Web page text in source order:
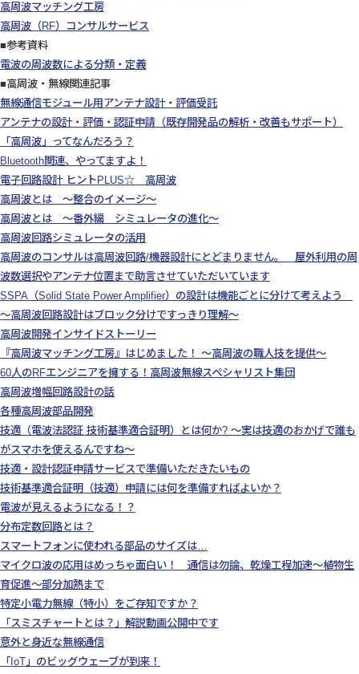
高周波マッチング工房
高周波（RF）コンサルサービス
■参考資料
電波の周波数による分類・定義
■高周波・無線関連記事
無線通信モジュール用アンテナ設計・評価受託
アンテナの設計・評価・認証申請（既存開発品の解析・改善もサポート）
「高周波」ってなんだろう？
Bluetooth関連、やってますよ！
電子回路設計 ヒントPLUS☆ 高周波
高周波とは ～整合のイメージ～
高周波とは ～番外編 シミュレータの進化～
高周波回路シミュレータの活用
高周波のコンサルは高周波回路/機器設計にとどまりません。 屋外利用の周
波数選択やアンテナ位置まで助言させていただいています
SSPA（Solid State Power Amplifier）の設計は機能ごとに分けて考えよう
～高周波回路設計はブロック分けですっきり理解～
高周波開発インサイドストーリー
『高周波マッチング工房』はじめました！ ～高周波の職人技を提供～
60人のRFエンジニアを擁する！高周波無線スペシャリスト集団
高周波増幅回路設計の話
各種高周波部品開発
技適（電波法認証 技術基準適合証明）とは何か? ～実は技適のおかげで誰も
がスマホを使えるんですね～
技適・設計認証申請サービスで準備いただきたいもの
技術基準適合証明（技適）申請には何を準備すればよいか？
電波が見えるようになる！？
分布定数回路とは？
スマートフォンに使われる部品のサイズは…
マイクロ波の応用はめっちゃ面白い！ 通信は勿論、乾燥工程加速～植物生
育促進～部分加熱まで
特定小電力無線（特小）をご存知ですか？
「スミスチャートとは？」解説動画公開中です
意外と身近な無線通信
「IoT」のビッグウェーブが到来！